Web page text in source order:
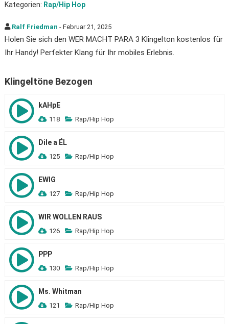
Kategorien: Rap/Hip Hop
Ralf Friedman - Februar 21, 2025
Holen Sie sich den WER MACHT PARA 3 Klingelton kostenlos für
Ihr Handy! Perfekter Klang für Ihr mobiles Erlebnis.
Klingeltöne Bezogen
kAHpE
118 Rap/Hip Hop
Dile a ÉL
125 Rap/Hip Hop
EWIG
127 Rap/Hip Hop
WIR WOLLEN RAUS
126 Rap/Hip Hop
PPP
130 Rap/Hip Hop
Ms. Whitman
121 Rap/Hip Hop